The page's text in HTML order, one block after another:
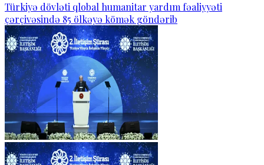
Türkiyə dövləti qlobal humanitar yardım fəaliyyəti
çərçivəsində 85 ölkəyə kömək göndərib